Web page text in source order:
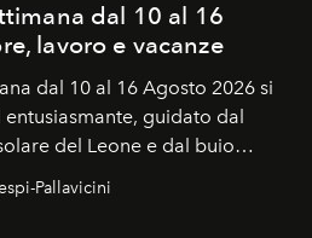
dal 10 al 16
lavoro e vacanze
dal 10 al 16 Agosto 2026 si
guidato dal
del Leone e dal buio
in Leone del 12 agosto,
Pallavicini